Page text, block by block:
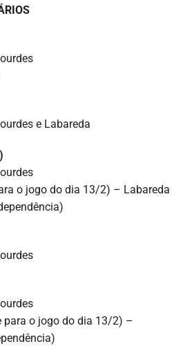
e Labareda
o jogo do dia 13/2) – Labareda
para o jogo do dia 13/2) –